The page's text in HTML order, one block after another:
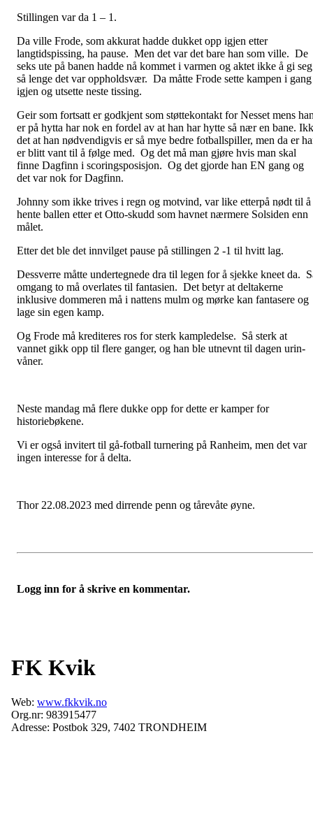
Stillingen var da 1 – 1.
Da ville Frode, som akkurat hadde dukket opp igjen etter
langtidspissing, ha pause. Men det var det bare han som ville. De
seks ute på banen hadde nå kommet i varmen og aktet ikke å gi seg
så lenge det var oppholdsvær. Da måtte Frode sette kampen i gang
igjen og utsette neste tissing.
Geir som fortsatt er godkjent som støttekontakt for Nesset mens
er på hytta har nok en fordel av at han har hytte så nær en bane.
det at han nødvendigvis er så mye bedre fotballspiller, men da er
er blitt vant til å følge med. Og det må man gjøre hvis man skal
finne Dagfinn i scoringsposisjon. Og det gjorde han EN gang og
det var nok for Dagfinn.
Johnny som ikke trives i regn og motvind, var like etterpå nødt til å
hente ballen etter et Otto-skudd som havnet nærmere Solsiden enn
målet.
Etter det ble det innvilget pause på stillingen 2 -1 til hvitt lag.
Dessverre måtte undertegnede dra til legen for å sjekke kneet da.
omgang to må overlates til fantasien. Det betyr at deltakerne
inklusive dommeren må i nattens mulm og mørke kan fantasere og
lage sin egen kamp.
Og Frode må krediteres ros for sterk kampledelse. Så sterk at
vannet gikk opp til flere ganger, og han ble utnevnt til dagen urin-
våner.
Neste mandag må flere dukke opp for dette er kamper for
historiebøkene.
Vi er også invitert til gå-fotball turnering på Ranheim, men det var
ingen interesse for å delta.
Thor 22.08.2023 med dirrende penn og tårevåte øyne.
Logg inn for å skrive en kommentar.
FK Kvik
Web: www.fkkvik.no
Org.nr: 983915477
Adresse: Postbok 329, 7402 TRONDHEIM